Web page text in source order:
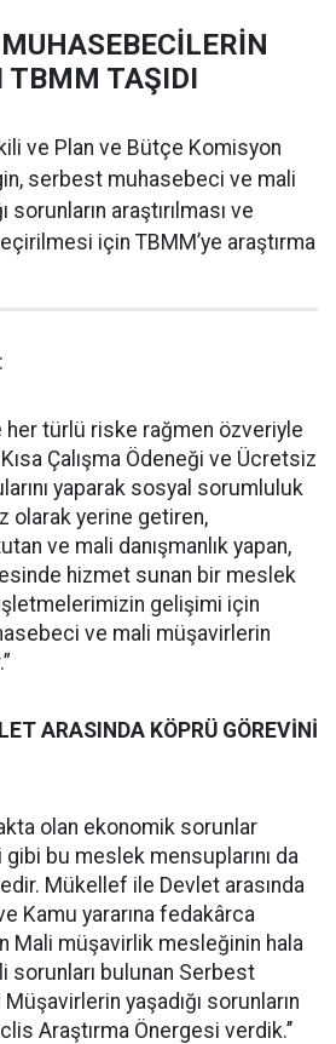
TBMM TAŞIDI
ve Plan ve Bütçe Komisyon
serbest muhasebeci ve mali
sorunların araştırılması ve
için TBMM’ye araştırma
her türlü riske rağmen özveriyle
Çalışma Ödeneği ve Ücretsiz
yaparak sosyal sorumluluk
olarak yerine getiren,
ve mali danışmanlık yapan,
hizmet sunan bir meslek
gelişimi için
ve mali müşavirlerin
ARASINDA KÖPRÜ GÖREVİNİ
olan ekonomik sorunlar
bu meslek mensuplarını da
Mükellef ile Devlet arasında
Kamu yararına fedakârca
Mali müşavirlik mesleğinin hala
sorunları bulunan Serbest
yaşadığı sorunların
Araştırma Önergesi verdik.’’